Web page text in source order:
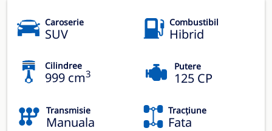
Caroserie
SUV
Combustibil
Hibrid
Cilindree
999 cm3
Putere
125 CP
Transmisie
Manuala
Tracțiune
Fata